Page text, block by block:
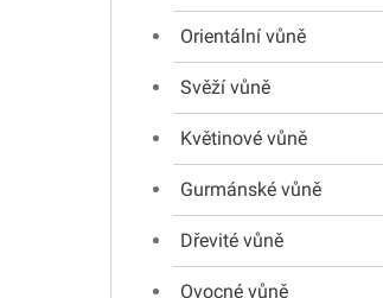
Orientální vůně
Svěží vůně
Květinové vůně
Gurmánské vůně
Dřevité vůně
Ovocné vůně